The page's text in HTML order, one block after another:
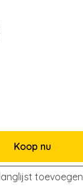
Koop nu
toevoegen